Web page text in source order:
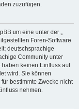
zuzufügen.
um eine unter der „
Foren-Software
deutschsprachige
Community unter
keinen Einfluss auf
wird. Sie können
bestimmte Zwecke nicht
nehmen.